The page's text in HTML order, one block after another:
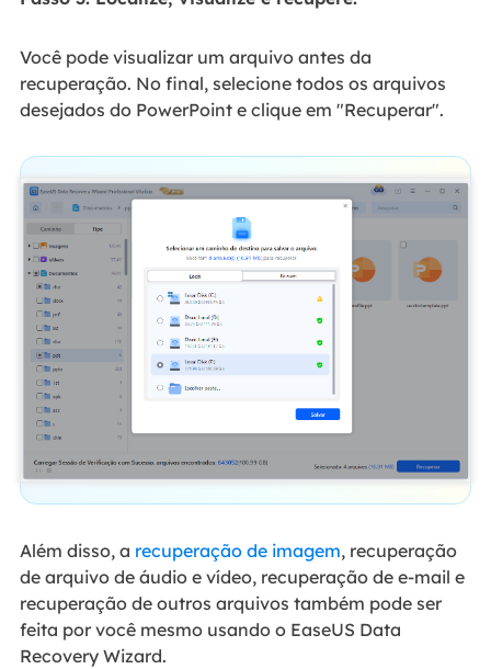
Você pode visualizar um arquivo antes da
recuperação. No final, selecione todos os arquivos
desejados do PowerPoint e clique em "Recuperar".
Além disso, a recuperação de imagem, recuperação
de arquivo de áudio e vídeo, recuperação de e-mail e
recuperação de outros arquivos também pode ser
feita por você mesmo usando o EaseUS Data
Recovery Wizard.